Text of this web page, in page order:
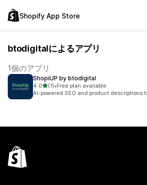
Shopify App Store
btodigitalによるアプリ
1個のアプリ
ShopiUP by btodigital
4.05つ星中
(1)
合計レビュー数：1件
•Free plan available
AI-powered SEO and product descriptions